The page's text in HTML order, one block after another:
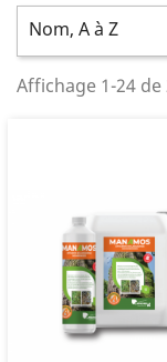
Nom, A à Z
Affichage 1-24